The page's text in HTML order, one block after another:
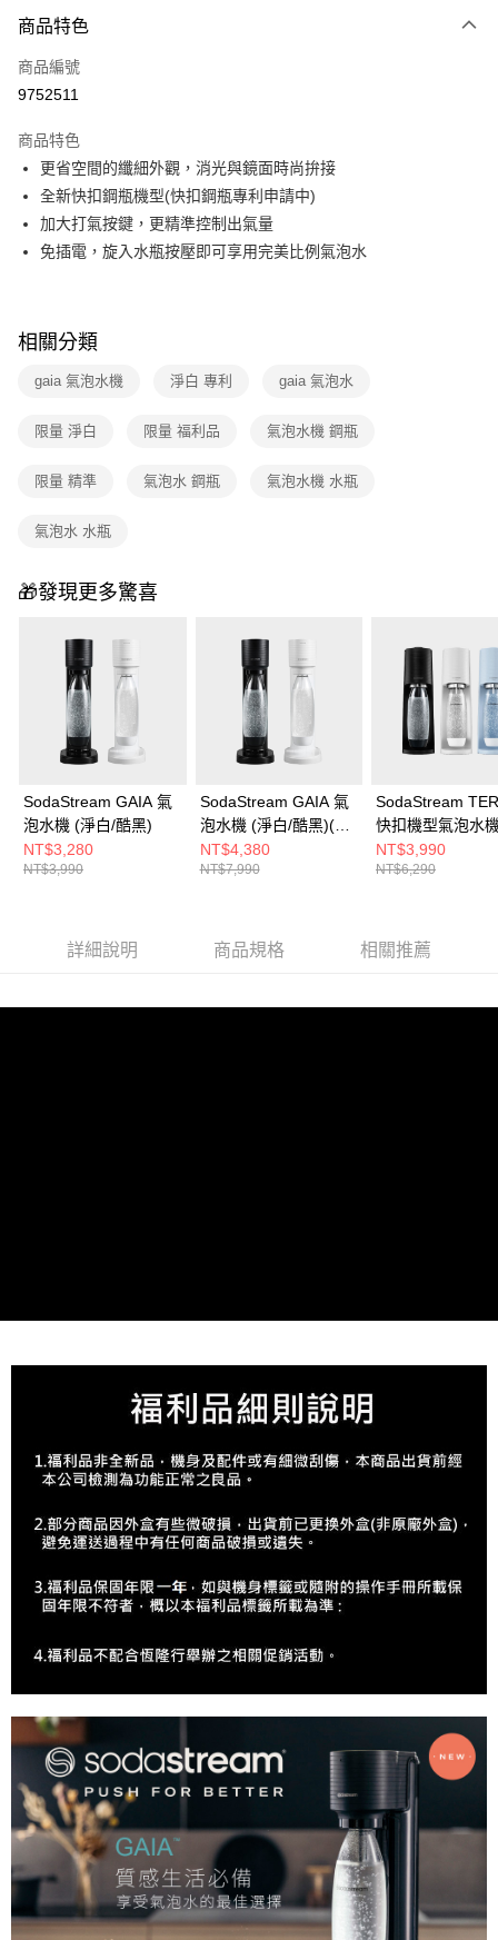
3 期 0 利率 每期
合作金庫商業銀行
上海商業儲蓄銀行
臺灣中小企業銀行
匯豐（台灣）商業銀行
華泰商業銀行
聯邦商業銀行
遠東國際商業銀行
元大商業銀行
永豐商業銀行
玉山商業銀行
星展（台灣）商業銀行
合作金庫商業銀行
上海商業儲蓄銀行
國泰世華商業銀行
兆豐國際商業銀行
匯豐（台灣）商業銀行
華泰商業銀行
聯邦商業銀行
遠東國際商業銀行
元大商業銀行
永豐商業銀行
即享券
LINE Pay
Apple Pay
街口支付
Google Pay
運送方式
宅配
每筆NT$100，滿NT$999(含以上)免運費
免運費
商品特色
商品編號
9752511
商品特色
更省空間的纖細外觀，消光與鏡面時尚拚接
全新快扣鋼瓶機型(快扣鋼瓶專利申請中)
加大打氣按鍵，更精準控制出氣量
免插電，旋入水瓶按壓即可享用完美比例氣泡水
相關分類
gaia 氣泡水機 淨白 專利 gaia 氣泡水
限量 淨白 限量 福利品 氣泡水機 鋼瓶
限量 精準 氣泡水 鋼瓶 氣泡水機 水瓶
氣泡水 水瓶
🎁發現更多驚喜
SodaStream GAIA 氣
泡水機 (淨白/酷黑)
NT$3,280
NT$3,990
SodaStream GAIA 氣
泡水機 (淨白/酷黑)(加
碼送2支鋼瓶 含原箱共
3支+1L水瓶x1)
NT$4,380
NT$7,990
SodaStream
快扣機型氣泡水
淨白/迷霧藍/環保
NT$3,990
NT$6,290
詳細說明 商品規格 相關推薦